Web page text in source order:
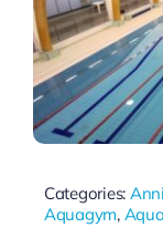
Categories:
Aquagym,